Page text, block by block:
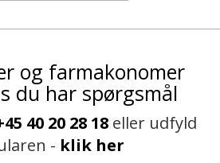
og farmakonomer
du har spørgsmål
40 20 28 18eller udfyld
- klik her